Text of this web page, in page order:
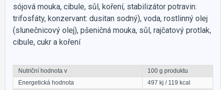
sójová mouka, cibule, sůl, koření, stabilizátor potravin:
trifosfáty, konzervant: dusitan sodný), voda, rostlinný olej
(slunečnicový olej), pšeničná mouka, sůl, rajčatový protlak,
cibule, cukr a koření
Nutriční hodnota v
100 g produktu
Energetická hodnota
497 kj / 119 kcal